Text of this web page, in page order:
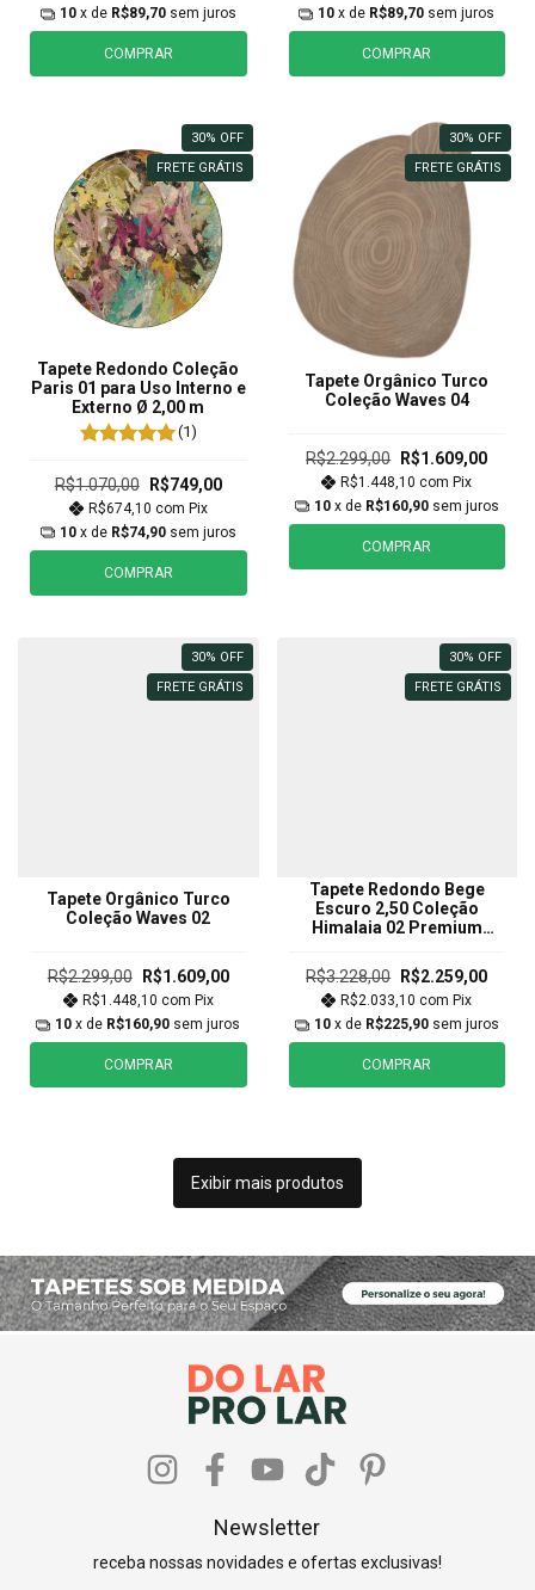
10 x de R$89,70 sem juros
COMPRAR
10 x de R$89,70 sem juros
COMPRAR
30% OFF
FRETE GRÁTIS
Tapete Redondo Coleção
Paris 01 para Uso Interno e
Externo Ø 2,00 m
(1)
R$1.070,00 R$749,00
R$674,10 com Pix
10 x de R$74,90 sem juros
COMPRAR
30% OFF
FRETE GRÁTIS
Tapete Orgânico Turco
Coleção Waves 04
R$2.299,00 R$1.609,00
R$1.448,10com Pix
10 x de R$160,90 sem juros
COMPRAR
30% OFF
FRETE GRÁTIS
Tapete Orgânico Turco
Coleção Waves 02
R$2.299,00 R$1.609,00
R$1.448,10 com Pix
10 x de R$160,90 sem juros
COMPRAR
30% OFF
FRETE GRÁTIS
Tapete Redondo Bege
Escuro 2,50 Coleção
Himalaia 02 Premium
R$3.228,00
R$2.259,00
R$2.033,10com Pix
10 x de R$225,90 sem juros
COMPRAR
Exibir mais produtos
Newsletter
receba nossas novidades e ofertas exclusivas!